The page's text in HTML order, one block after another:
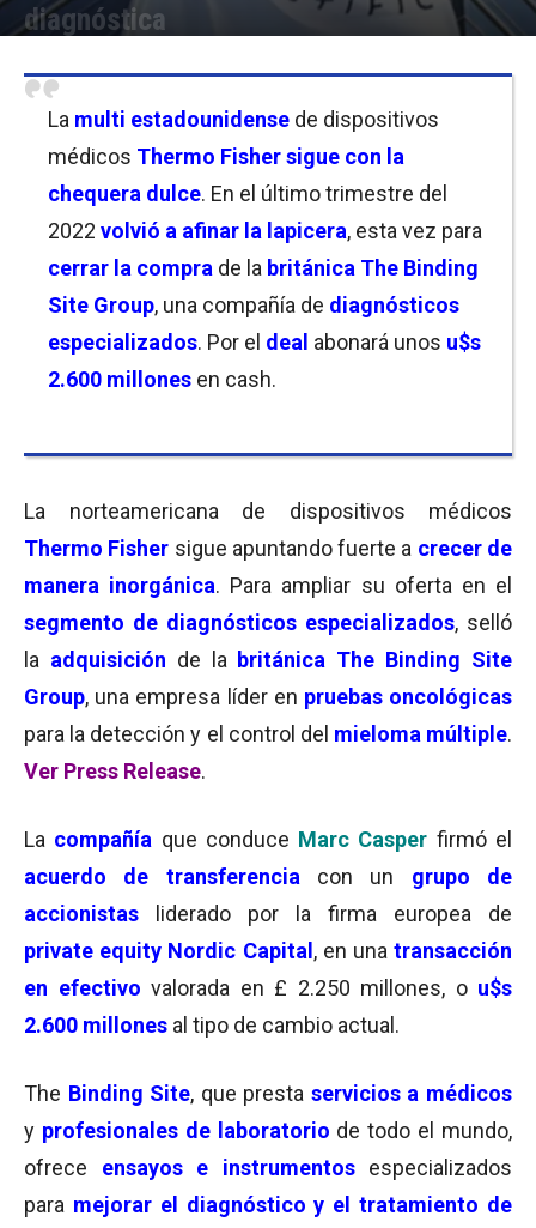
diagnóstica
La multi estadounidense de dispositivos
médicos Thermo Fisher sigue con la
chequera dulce. En el último trimestre del
2022 volvió a afinar la lapicera, esta vez para
cerrar la compra de la británica The Binding
Site Group, una compañía de diagnósticos
especializados. Por el deal abonará unos u$s
2.600 millones en cash.
La norteamericana de dispositivos médicos
Thermo Fisher sigue apuntando fuerte a crecer de
manera inorgánica. Para ampliar su oferta en el
segmento de diagnósticos especializados, selló
la adquisición de la británica The Binding Site
Group, una empresa líder en pruebas oncológicas
para la detección y el control del mieloma múltiple.
Ver Press Release.
La compañía que conduce Marc Casper firmó el
acuerdo de transferencia con un grupo de
accionistas liderado por la firma europea de
private equity Nordic Capital , en una transacción
en efectivo valorada en £ 2.250 millones, o u$s
2.600 millones al tipo de cambio actual.
The Binding Site, que presta servicios a médicos
y profesionales de laboratorio de todo el mundo,
ofrece ensayos e instrumentosespecializados
para mejorar el diagnóstico y el tratamiento de